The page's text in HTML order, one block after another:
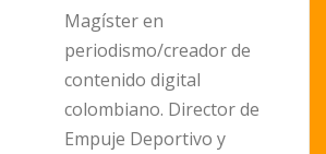
Magíster en
periodismo/creador de
contenido digital
colombiano. Director de
Empuje Deportivo y